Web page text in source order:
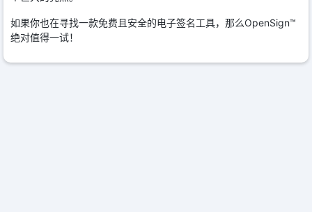
如果你也在寻找一款免费且安全的电子签名工具，那么OpenSign™
绝对值得一试！